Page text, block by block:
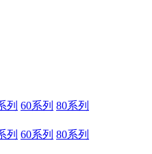
列 60系列 80系列
列 60系列 80系列